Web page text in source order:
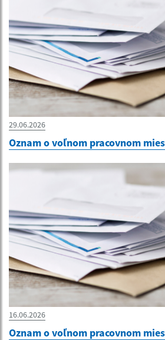
29.06.2026
Oznam o voľnom pracovnom
16.06.2026
Oznam o voľnom pracovnom